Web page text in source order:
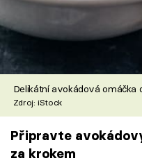
Delikátní avokádová omáčka
Zdroj: iStock
Připravte
za krokem